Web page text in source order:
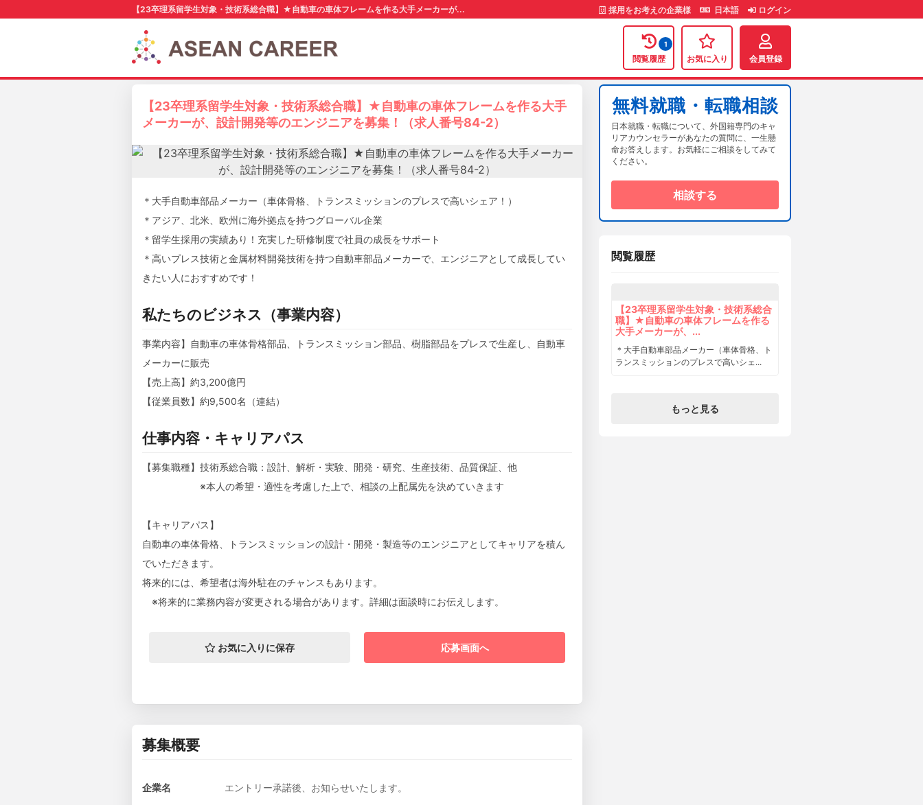
採用をお考えの企業様 日本語 ログイン
【23卒理系留学生対象・技術系総合職】★自動車の車体フレームを作る大手メーカーが...
1
閲覧履歴 お気に入り 会員登録
【23卒理系留学生対象・技術系総合職】★自動車の車体フレームを作る大手
メーカーが、設計開発等のエンジニアを募集！（求人番号84-2）
＊大手自動車部品メーカー（車体骨格、トランスミッションのプレスで高いシェア！）
＊アジア、北米、欧州に海外拠点を持つグローバル企業
＊留学生採用の実績あり！充実した研修制度で社員の成長をサポート
＊高いプレス技術と金属材料開発技術を持つ自動車部品メーカーで、エンジニアとして成長してい
きたい人におすすめです！
私たちのビジネス（事業内容）
事業内容】自動車の車体骨格部品、トランスミッション部品、樹脂部品をプレスで生産し、自動車
メーカーに販売
【売上高】約3,200億円
【従業員数】約9,500名（連結）
仕事内容・キャリアパス
【募集職種】技術系総合職：設計、解析・実験、開発・研究、生産技術、品質保証、他
※本人の希望・適性を考慮した上で、相談の上配属先を決めていきます
【キャリアパス】
自動車の車体骨格、トランスミッションの設計・開発・製造等のエンジニアとしてキャリアを積ん
でいただきます。
将来的には、希望者は海外駐在のチャンスもあります。
※将来的に業務内容が変更される場合があります。詳細は面談時にお伝えします。
お気に入りに保存 応募画面へ
募集概要
企業名 エントリー承諾後、お知らせいたします。
無料就職・転職相談
日本就職・転職について、外国籍専門のキャ
リアカウンセラーがあなたの質問に、一生懸
命お答えします。お気軽にご相談をしてみて
ください。
相談する
閲覧履歴
【23卒理系留学生対象・技術系総合
職】★自動車の車体フレームを作る
大手メーカーが、...
＊大手自動車部品メーカー（車体骨格、ト
ランスミッションのプレスで高いシェ...
もっと見る